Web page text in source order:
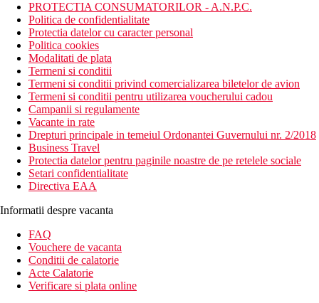
PROTECTIA CONSUMATORILOR - A.N.P.C.
Politica de confidentialitate
Protectia datelor cu caracter personal
Politica cookies
Modalitati de plata
Termeni si conditii
Termeni si conditii privind comercializarea biletelor de avion
Termeni si conditii pentru utilizarea voucherului cadou
Campanii si regulamente
Vacante in rate
Drepturi principale in temeiul Ordonantei Guvernului nr. 2/2018
Business Travel
Protectia datelor pentru paginile noastre de pe retelele sociale
Setari confidentialitate
Directiva EAA
Informatii despre vacanta
FAQ
Vouchere de vacanta
Conditii de calatorie
Acte Calatorie
Verificare si plata online